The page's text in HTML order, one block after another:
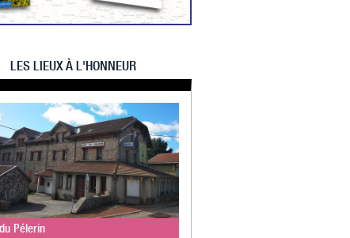
LES LIEUX À L'HONNEUR
Pélerin